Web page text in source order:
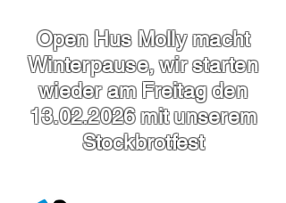
Open Hus Molly macht
Winterpause, wir starten
wieder am Freitag den
13.02.2026mit unserem
Stockbrotfest